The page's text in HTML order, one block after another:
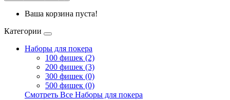
Ваша корзина пуста!
Категории
Наборы для покера
100 фишек (2)
200 фишек (3)
300 фишек (0)
500 фишек (0)
Смотреть Все Наборы для покера